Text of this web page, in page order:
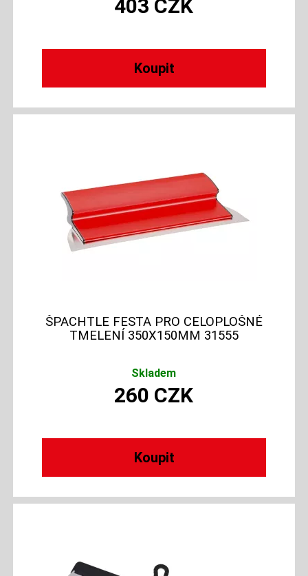
403 CZK
ŠPACHTLE FESTA PRO CELOPLOŠNÉ
TMELENÍ 350X150MM 31555
Skladem
260 CZK